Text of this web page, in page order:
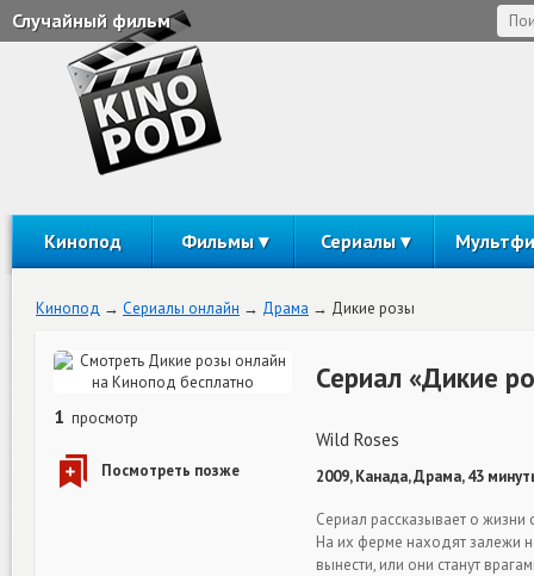
Случайный фильм
Кинопод Фильмы Сериалы
Кинопод Сериалы онлайн Драма Дикие розы
1 просмотр
Сериал «Дикие
Wild Roses
2009, Канада, Драма, 43
Сериал рассказывает о
На их ферме находят залежи
вынести, или они станут